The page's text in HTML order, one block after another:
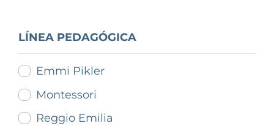
LÍNEA PEDAGÓGICA
Emmi Pikler
Montessori
Reggio Emilia